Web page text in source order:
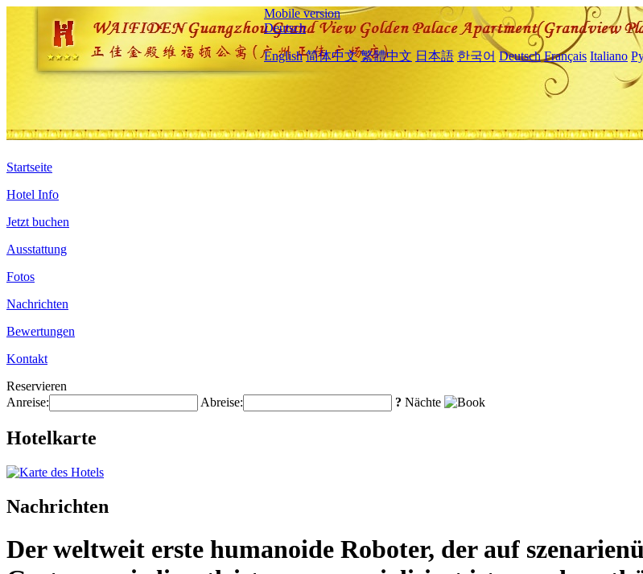
Mobile version
Deutsch
English 简体中文 繁體中文 日本語 한국어 Deutsch Français Italiano
Startseite
Hotel Info
Jetzt buchen
Ausstattung
Fotos
Nachrichten
Bewertungen
Kontakt
Reservieren
Anreise:
Abreise: ? Nächte
Hotelkarte
Nachrichten
Der weltweit erste humanoide Roboter, der auf